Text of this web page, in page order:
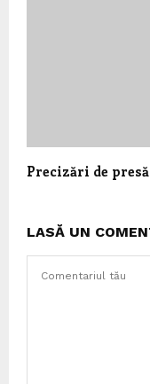
Precizări de presă
LASĂ UN